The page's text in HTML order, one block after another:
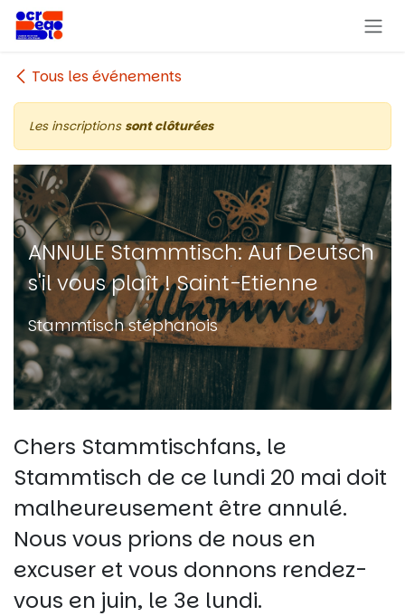
Se rendre au contenu
Tous les événements
Les inscriptions sont clôturées
ANNULE Stammtisch: Auf Deutsch
s'il vous plaît ! Saint-Etienne
Stammtisch stéphanois
Chers Stammtischfans, le
Stammtisch de ce lundi 20 mai doit
malheureusement être annulé.
Nous vous prions de nous en
excuser et vous donnons rendez-
vous en juin, le 3e lundi.